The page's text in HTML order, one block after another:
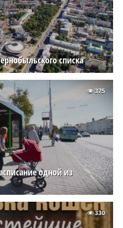
списка
одной из
375
330